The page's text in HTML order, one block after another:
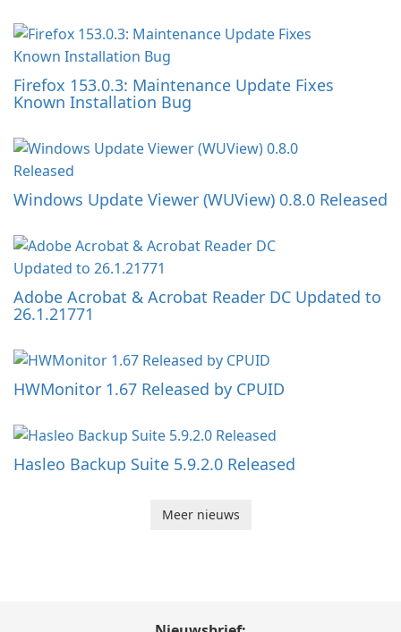
Firefox 153.0.3: Maintenance Update Fixes
Known Installation Bug
Windows Update Viewer (WUView) 0.8.0 Released
Adobe Acrobat & Acrobat Reader DC Updated to
26.1.21771
HWMonitor 1.67 Released by CPUID
Hasleo Backup Suite 5.9.2.0 Released
Meer nieuws